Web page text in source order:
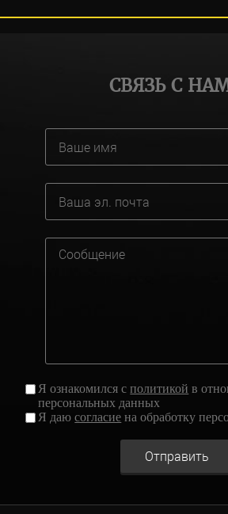
СВЯЗЬ С
Я ознакомился сполитикой в
персональных данных
Я даюсогласие на обработку
Отправить